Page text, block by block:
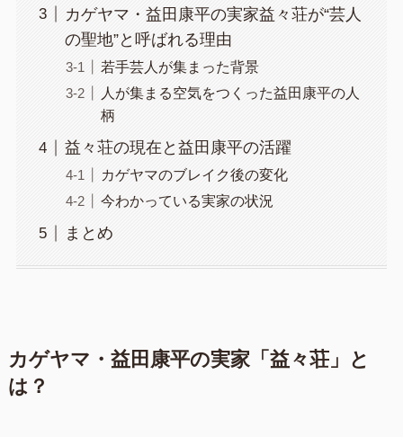
カゲヤマ・益田康平の実家益々荘が“芸人
の聖地”と呼ばれる理由
若手芸人が集まった背景
人が集まる空気をつくった益田康平の人
柄
益々荘の現在と益田康平の活躍
カゲヤマのブレイク後の変化
今わかっている実家の状況
まとめ
カゲヤマ・益田康平の実家「益々荘」と
は？